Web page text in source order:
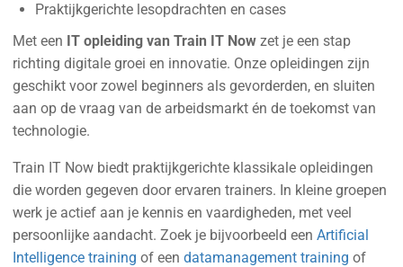
Praktijkgerichte lesopdrachten en cases
Met een IT opleiding van Train IT Now zet je een stap
richting digitale groei en innovatie. Onze opleidingen zijn
geschikt voor zowel beginners als gevorderden, en sluiten
aan op de vraag van de arbeidsmarkt én de toekomst van
technologie.
Train IT Now biedt praktijkgerichte klassikale opleidingen
die worden gegeven door ervaren trainers. In kleine groepen
werk je actief aan je kennis en vaardigheden, met veel
persoonlijke aandacht. Zoek je bijvoorbeeld een Artificial
Intelligence training of een datamanagement training of